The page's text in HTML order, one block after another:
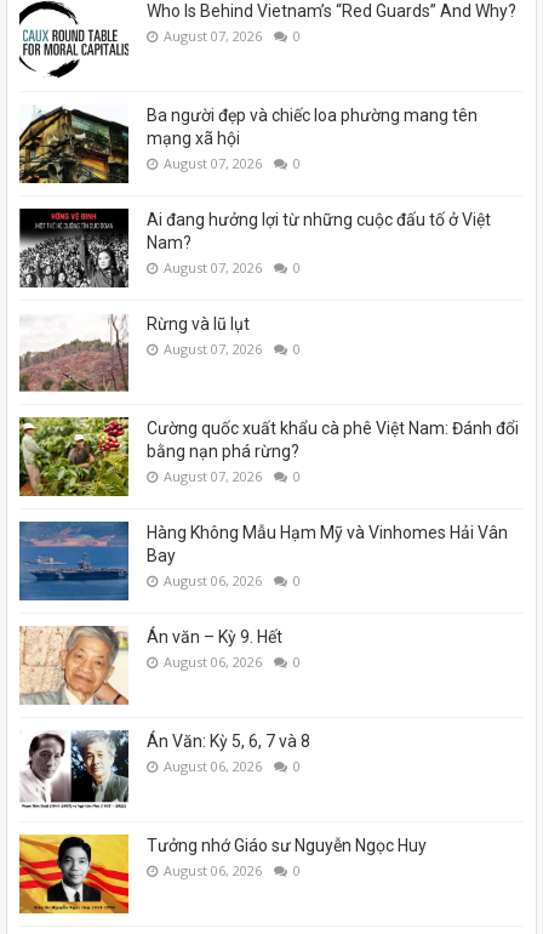
Who Is Behind Vietnam’s “Red Guards” And Why?
August 07, 2026 0
Ba người đẹp và chiếc loa phường mang tên
mạng xã hội
August 07, 2026 0
Ai đang hưởng lợi từ những cuộc đấu tố ở Việt
Nam?
August 07, 2026 0
Rừng và lũ lụt
August 07, 2026 0
Cường quốc xuất khẩu cà phê Việt Nam: Đánh đổi
bằng nạn phá rừng?
August 07, 2026 0
Hàng Không Mẫu Hạm Mỹ và Vinhomes Hải Vân
Bay
August 06, 2026 0
Án văn – Kỳ 9. Hết
August 06, 2026 0
Án Văn: Kỳ 5, 6, 7 và 8
August 06, 2026 0
Tưởng nhớ Giáo sư Nguyễn Ngọc Huy
August 06, 2026 0